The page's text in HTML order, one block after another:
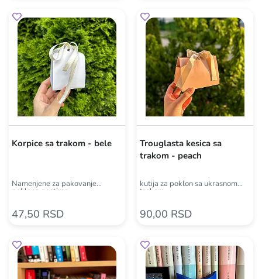
Korpice sa trakom - bele
Namenjene za pakovanje
poklona gostima
47,50 RSD
Trouglasta kesica sa
trakom - peach
kutija za poklon sa ukrasnom
trakom
90,00 RSD